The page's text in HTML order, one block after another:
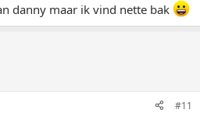
danny maar ik vind nette bak
#11